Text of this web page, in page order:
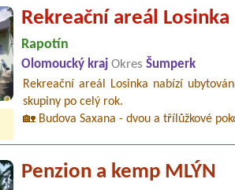
Rekreační areál Losinka
Rapotín
Olomoucký krajOkres Šumperk
Rekreační areál Losinka nabízí
skupiny po celý rok.
🏡 Budova Saxana - dvou a třílůžkové
Penzion a kemp MLÝN